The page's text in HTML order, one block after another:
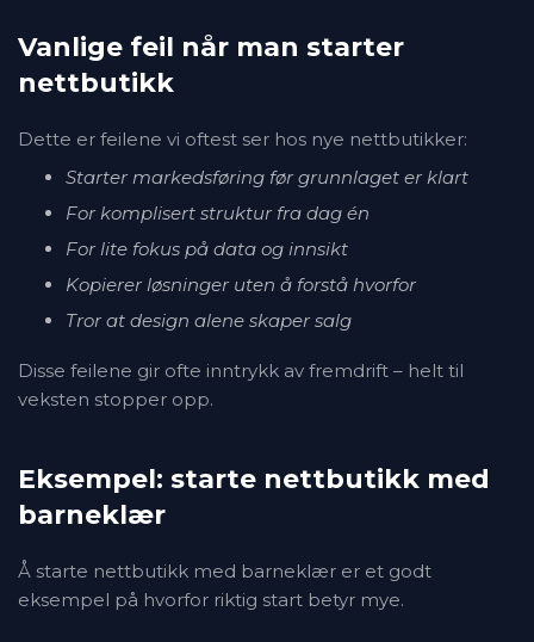
Vanlige feil når man starter
nettbutikk
Dette er feilene vi oftest ser hos nye nettbutikker:
Starter markedsføring før grunnlaget er klart
For komplisert struktur fra dag én
For lite fokus på data og innsikt
Kopierer løsninger uten å forstå hvorfor
Tror at design alene skaper salg
Disse feilene gir ofte inntrykk av fremdrift – helt til
veksten stopper opp.
Eksempel: starte nettbutikk med
barneklær
Å starte nettbutikk med barneklær er et godt
eksempel på hvorfor riktig start betyr mye.